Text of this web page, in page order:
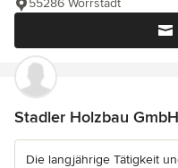
55286 Wörrstadt
Stadler Holzbau GmbH
Die langjährige Tätigkeit